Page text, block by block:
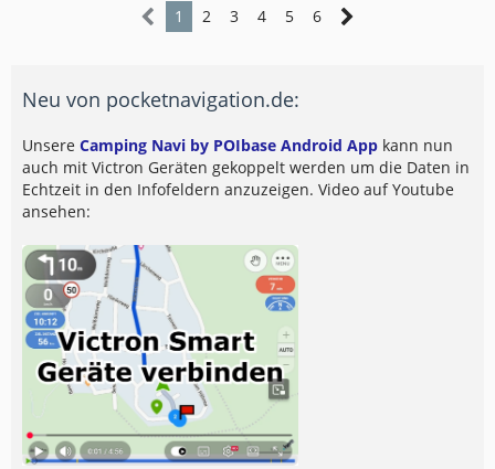
1 2 3 4 5 6
Neu von pocketnavigation.de:
Unsere Camping Navi by POIbase Android App kann nun
auch mit Victron Geräten gekoppelt werden um die Daten in
Echtzeit in den Infofeldern anzuzeigen. Video auf Youtube
ansehen: